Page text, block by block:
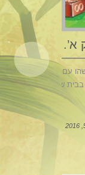
א’.
עם
שלי,